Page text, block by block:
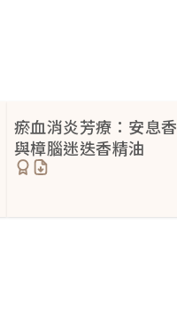
瘀血消炎芳療：安息香
與樟腦迷迭香精油